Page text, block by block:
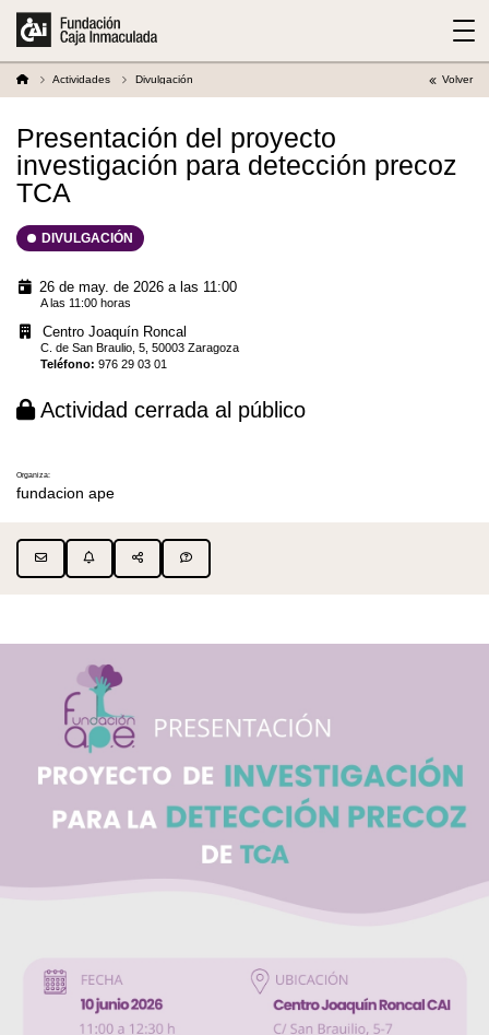
Actividades Divulgación Volver
Presentación del proyecto
investigación para detección precoz
TCA
DIVULGACIÓN
26 de may. de 2026 a las 11:00
A las 11:00 horas
Centro Joaquín Roncal
C. de San Braulio, 5, 50003 Zaragoza
Teléfono:976 29 03 01
Actividad cerrada al público
Organiza:
fundacion ape